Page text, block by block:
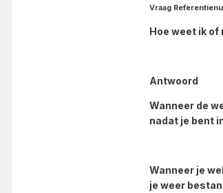
Vraag
Hoe weet ik of
Antwoord
Wanneer de
nadat je bent
Wanneer je
je weer